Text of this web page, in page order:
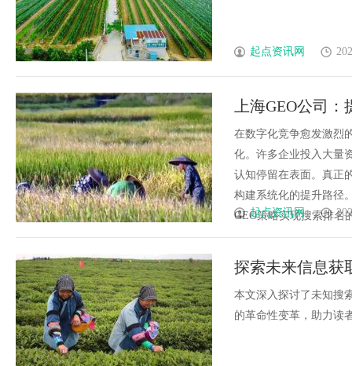
起点资讯网
上海GEO公司
在数字化竞争愈发激烈
化。许多企业投入大量
认知停留在表面。真正
构建系统化的提升路径
GEO策略实现搜索排名
起点资讯网
探索未来信息
本文深入探讨了未知搜
的革命性变革，助力读